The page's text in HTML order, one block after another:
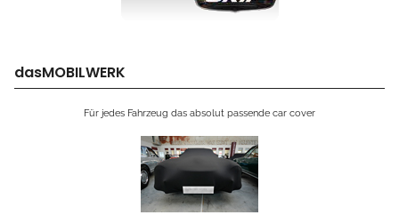
dasMOBILWERK
Für jedes Fahrzeug das absolut passende car cover